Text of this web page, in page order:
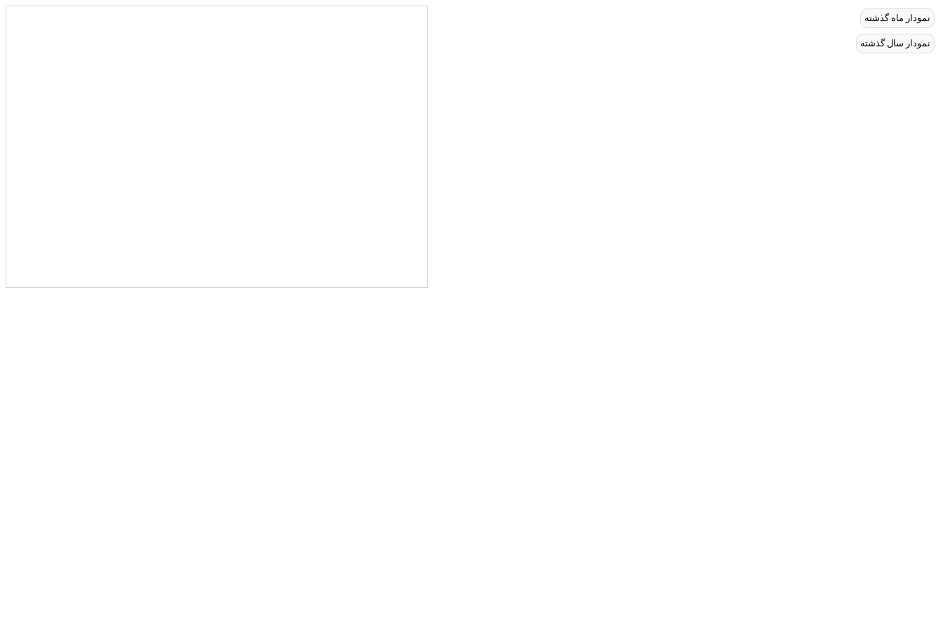
نمودار ماه گذشته
نمودار سال گذشته